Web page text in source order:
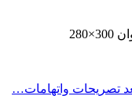
تصريحات واتهامات…